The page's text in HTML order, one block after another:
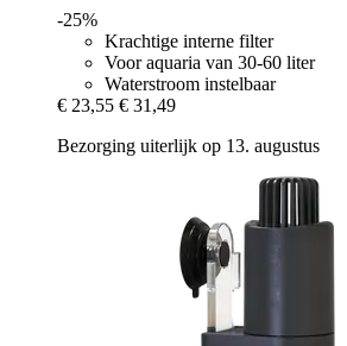
-25%
Krachtige interne filter
Voor aquaria van 30-60 liter
Waterstroom instelbaar
€ 23,55 € 31,49
Bezorging uiterlijk op 13. augustus